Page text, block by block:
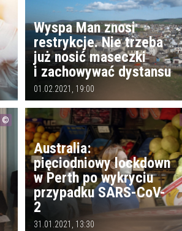
Wyspa Man znosi
restrykcje. Nie trzeba
już nosić maseczki
i zachowywać dystansu
01.02.2021, 19:00
Australia:
pięciodniowy lockdown
w Perth po wykryciu
przypadku SARS-CoV-
2
31.01.2021, 13:30